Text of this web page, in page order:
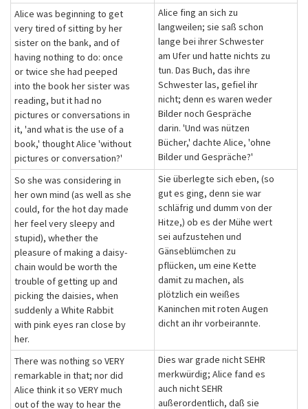
Alice was beginning to get
very tired of sitting by her
sister on the bank, and of
having nothing to do: once
or twice she had peeped
into the book her sister was
reading, but it had no
pictures or conversations in
it, 'and what is the use of a
book,' thought Alice 'without
pictures or conversation?'
Alice fing an sich zu
langweilen; sie saß schon
lange bei ihrer Schwester
am Ufer und hatte nichts zu
tun. Das Buch, das ihre
Schwester las, gefiel ihr
nicht; denn es waren weder
Bilder noch Gespräche
darin. 'Und was nützen
Bücher,' dachte Alice, 'ohne
Bilder und Gespräche?'
So she was considering in
her own mind (as well as she
could, for the hot day made
her feel very sleepy and
stupid), whether the
pleasure of making a daisy-
chain would be worth the
trouble of getting up and
picking the daisies, when
suddenly a White Rabbit
with pink eyes ran close by
her.
Sie überlegte sich eben, (so
gut es ging, denn sie war
schläfrig und dumm von der
Hitze,) ob es der Mühe wert
sei aufzustehen und
Gänseblümchen zu
pflücken, um eine Kette
damit zu machen, als
plötzlich ein weißes
Kaninchen mit roten Augen
dicht an ihr vorbeirannte.
There was nothing so VERY
remarkable in that; nor did
Alice think it so VERY much
out of the way to hear the
Dies war grade nicht SEHR
merkwürdig; Alice fand es
auch nicht SEHR
außerordentlich, daß sie